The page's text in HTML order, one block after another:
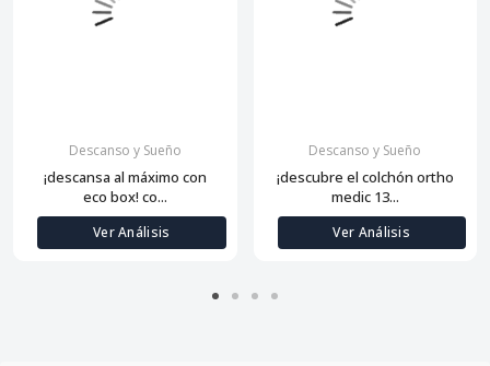
Descanso y Sueño
¡descansa al máximo con
eco box! co...
Ver Análisis
Descanso y Sueño
¡descubre el colchón ortho
medic 13...
Ver Análisis